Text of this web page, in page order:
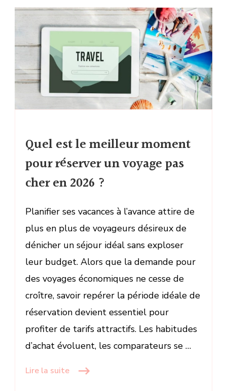
Quel est le meilleur moment
pour réserver un voyage pas
cher en 2026 ?
Planifier ses vacances à l’avance attire de
plus en plus de voyageurs désireux de
dénicher un séjour idéal sans exploser
leur budget. Alors que la demande pour
des voyages économiques ne cesse de
croître, savoir repérer la période idéale de
réservation devient essentiel pour
profiter de tarifs attractifs. Les habitudes
d’achat évoluent, les comparateurs se …
Lire la suite